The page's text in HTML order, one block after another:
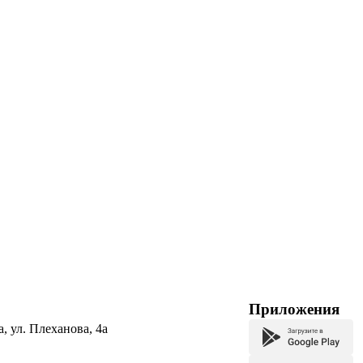
ул. Плеханова, 4а
Приложения